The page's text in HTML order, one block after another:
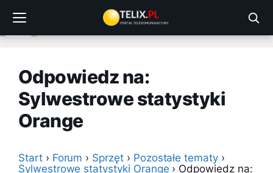
treści
Odpowiedz na:
Sylwestrowe statystyki
Orange
Start › Forum › Sprzęt › Pozostałe tematy ›
Sylwestrowe statystyki Orange › Odpowiedz na: